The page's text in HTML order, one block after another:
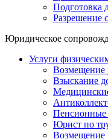
Подготовка
Разрешение
Юридическое
Услуги
Возмещение
Взыскание
Пенсионные
Юрист по
Возмещение